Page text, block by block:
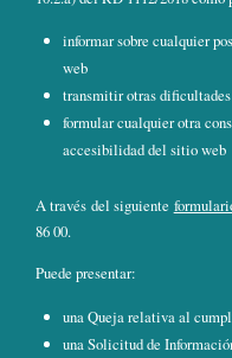
informar sobre cualquier
web
transmitir otras
formular cualquier otra
accesibilidad del sitio web
A través del siguiente
86 00.
Puede presentar:
una Queja relativa al
una Solicitud de